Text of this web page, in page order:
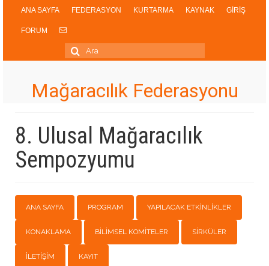
ANA SAYFA FEDERASYON KURTARMA KAYNAK GİRİŞ
FORUM
Şunu
ara:
Mağaracılık Federasyonu
8. Ulusal Mağaracılık
Sempozyumu
ANA SAYFA PROGRAM YAPILACAK ETKİNLİKLER
KONAKLAMA BİLİMSEL KOMİTELER SİRKÜLER
İLETİŞİM KAYIT